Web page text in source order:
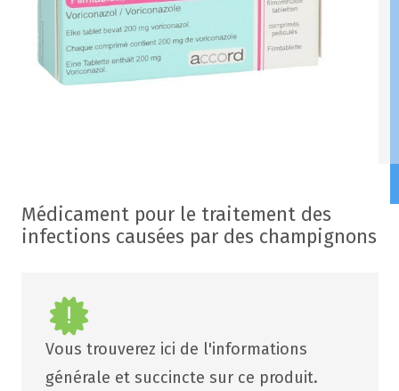
Médicament pour le traitement des
infections causées par des champignons
Vous trouverez ici de l'informations
générale et succincte sur ce produit.